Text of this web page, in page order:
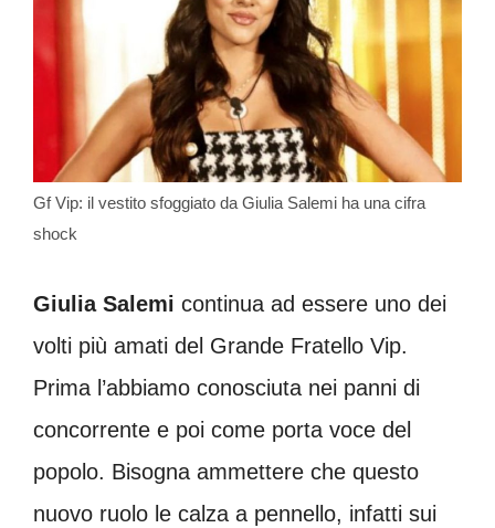
Gf Vip: il vestito sfoggiato da Giulia Salemi ha una cifra
shock
Giulia Salemi continua ad essere uno dei
volti più amati del Grande Fratello Vip.
Prima l’abbiamo conosciuta nei panni di
concorrente e poi come porta voce del
popolo. Bisogna ammettere che questo
nuovo ruolo le calza a pennello, infatti sui